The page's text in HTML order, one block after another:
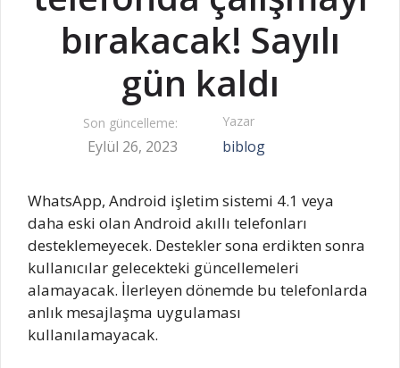
bırakacak! Sayılı
gün kaldı
Son güncelleme:
Eylül 26, 2023
Yazar
biblog
WhatsApp, Android işletim sistemi 4.1 veya
daha eski olan Android akıllı telefonları
desteklemeyecek. Destekler sona erdikten sonra
kullanıcılar gelecekteki güncellemeleri
alamayacak. İlerleyen dönemde bu telefonlarda
anlık mesajlaşma uygulaması
kullanılamayacak.